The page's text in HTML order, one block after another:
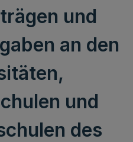
und
an den
und
des